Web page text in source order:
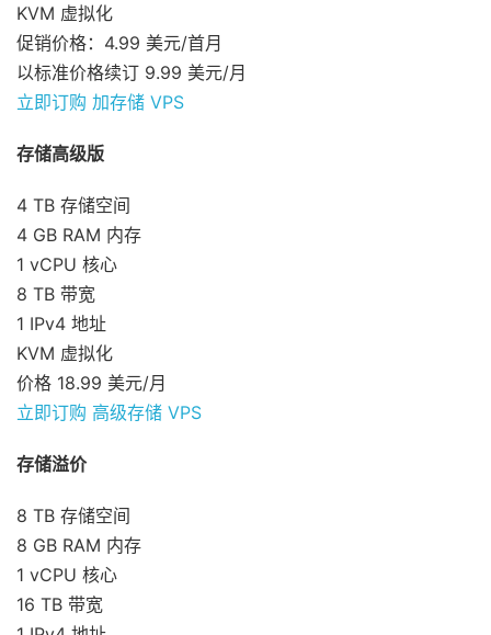
KVM 虚拟化
促销价格：4.99 美元/首月
以标准价格续订 9.99 美元/月
立即订购 加存储 VPS
存储高级版
4 TB 存储空间
4 GB RAM 内存
1 vCPU 核心
8 TB 带宽
1 IPv4 地址
KVM 虚拟化
价格 18.99 美元/月
立即订购 高级存储 VPS
存储溢价
8 TB 存储空间
8 GB RAM 内存
1 vCPU 核心
16 TB 带宽